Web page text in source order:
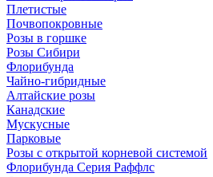
Плетистые
Почвопокровные
Розы в горшке
Розы Сибири
Флорибунда
Чайно-гибридные
Алтайские розы
Канадские
Мускусные
Парковые
Розы с открытой корневой системой
Флорибунда Серия Раффлс